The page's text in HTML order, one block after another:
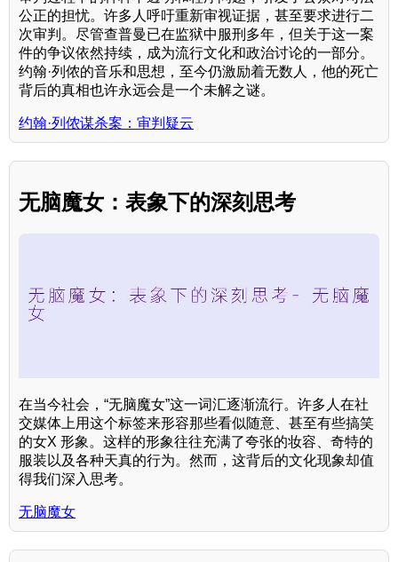
公正的担忧。许多人呼吁重新审视证据，甚至要求进行二
次审判。尽管查普曼已在监狱中服刑多年，但关于这一案
件的争议依然持续，成为流行文化和政治讨论的一部分。
约翰·列侬的音乐和思想，至今仍激励着无数人，他的死亡
背后的真相也许永远会是一个未解之谜。
约翰·列侬谋杀案：审判疑云
无脑魔女：表象下的深刻思考
在当今社会，“无脑魔女”这一词汇逐渐流行。许多人在社
交媒体上用这个标签来形容那些看似随意、甚至有些搞笑
的女X 形象。这样的形象往往充满了夸张的妆容、奇特的
服装以及各种天真的行为。然而，这背后的文化现象却值
得我们深入思考。
无脑魔女